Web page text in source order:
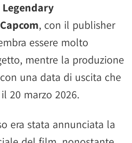
Legendary
, con il publisher
essere molto
mentre la produzione
una data di uscita che
20 marzo 2026.
era stata annunciata la